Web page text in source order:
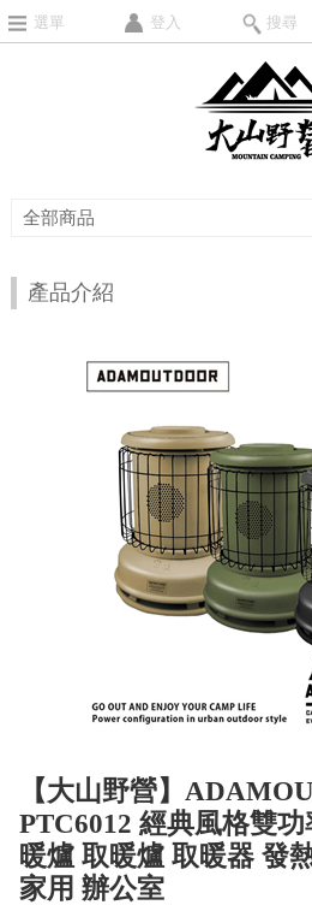
選單 登入 搜尋
全部商品
產品介紹
【大山野營】
PTC6012 經典風格雙
暖爐 取暖爐 取暖器 發
家用 辦公室